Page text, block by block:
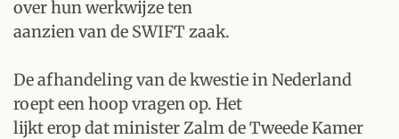
over hun werkwijze ten
aanzien van de SWIFT zaak.
De afhandeling van de kwestie in Nederland
roept een hoop vragen op. Het
lijkt erop dat minister Zalm de Tweede Kamer